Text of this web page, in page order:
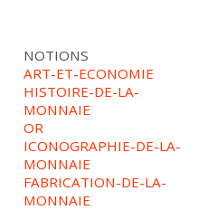
NOTIONS
ART-ET-ECONOMIE
HISTOIRE-DE-LA-
MONNAIE
OR
ICONOGRAPHIE-DE-LA-
MONNAIE
FABRICATION-DE-LA-
MONNAIE